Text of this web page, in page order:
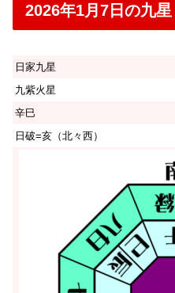
2026年1月7日の九星
日家九星
九紫火星
辛巳
日破=亥（北々西）